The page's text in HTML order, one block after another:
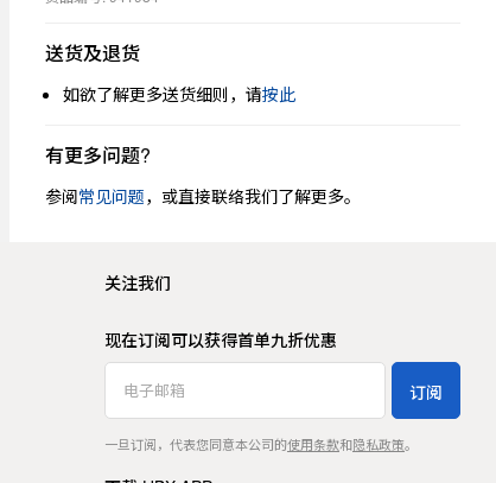
送货及退货
如欲了解更多送货细则，请按此
有更多问题?
参阅常见问题，或直接联络我们了解更多。
关注我们
现在订阅可以获得首单九折优惠
订阅
一旦订阅，代表您同意本公司的使用条款和隐私政策。